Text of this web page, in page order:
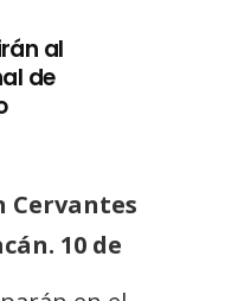
al
de
Cervantes
10 de